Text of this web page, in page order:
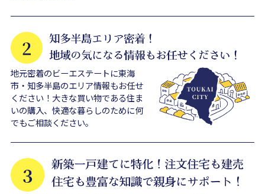
地元密着のビーエステートに東海
市・知多半島のエリア情報もお任せ
ください！大きな買い物である住ま
いの購入、快適な暮らしのために何
でもご相談ください。